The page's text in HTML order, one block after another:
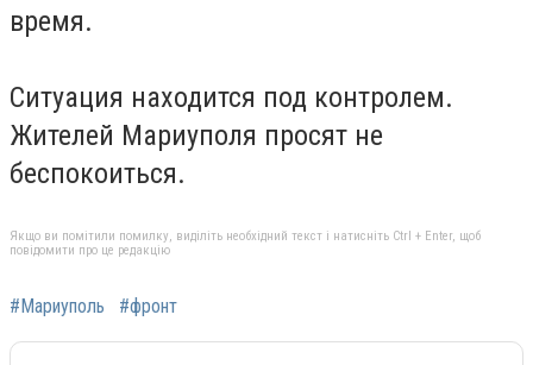
время.
Ситуация находится под контролем.
Жителей Мариуполя просят не
беспокоиться.
Якщо ви помітили помилку, виділіть необхідний текст і натисніть Ctrl + Enter, щоб
повідомити про це редакцію
#Мариуполь #фронт